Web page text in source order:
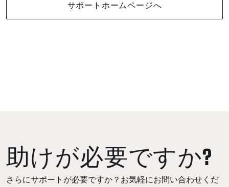
サポートホームページへ
助けが必要ですか?
さらにサポートが必要ですか？お気軽にお問い合わせくだ